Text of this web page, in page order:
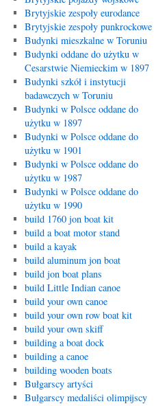
Brytyjskie zespoły eurodance
Brytyjskie zespoły punkrockowe
Budynki mieszkalne w Toruniu
Budynki oddane do użytku w
Cesarstwie Niemieckim w 1897
Budynki szkół i instytucji
badawczych w Toruniu
Budynki w Polsce oddane do
użytku w 1897
Budynki w Polsce oddane do
użytku w 1901
Budynki w Polsce oddane do
użytku w 1987
Budynki w Polsce oddane do
użytku w 1990
build 1760 jon boat kit
build a boat motor stand
build a kayak
build aluminum jon boat
build jon boat plans
build Little Indian canoe
build your own canoe
build your own row boat kit
build your own skiff
building a boat dock
building a canoe
building wooden boats
Bułgarscy artyści
Bułgarscy medaliści olimpijscy